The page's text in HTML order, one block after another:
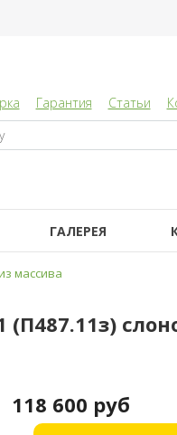
Гарантия Статьи
ГАЛЕРЕЯ
массива
118 600 руб